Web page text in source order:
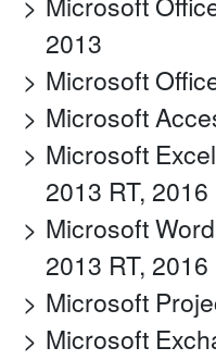
2013
Microsoft
Microsoft
Microsoft
2013 RT, 2016
Microsoft
2013 RT, 2016
Microsoft
Microsoft